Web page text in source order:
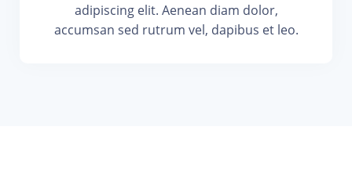
adipiscing elit. Aenean diam dolor,
accumsan sed rutrum vel, dapibus et leo.